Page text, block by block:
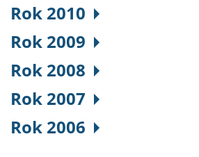
Rok 2010
Rok 2009
Rok 2008
Rok 2007
Rok 2006